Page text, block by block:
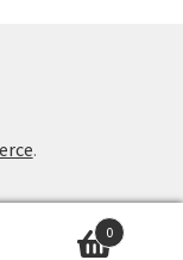
.
0